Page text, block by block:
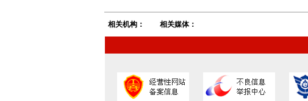
相关机构： 相关媒体：